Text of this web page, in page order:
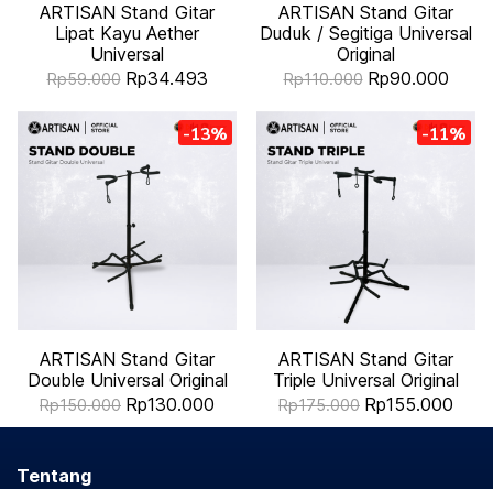
ARTISAN Stand Gitar
Lipat Kayu Aether
Universal
Rp59.000 Rp34.493
ARTISAN Stand Gitar
Duduk / Segitiga Universal
Original
Rp110.000 Rp90.000
-13%
ARTISAN Stand Gitar
Double Universal Original
Rp150.000 Rp130.000
-11%
ARTISAN Stand Gitar
Triple Universal Original
Rp175.000 Rp155.000
Tentang